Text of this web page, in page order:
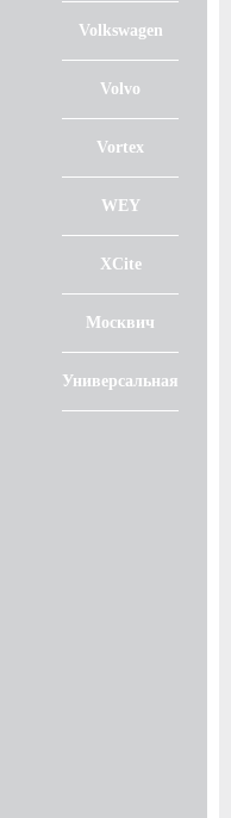
Volkswagen
Volvo
Vortex
WEY
XCite
Москвич
Универсальная